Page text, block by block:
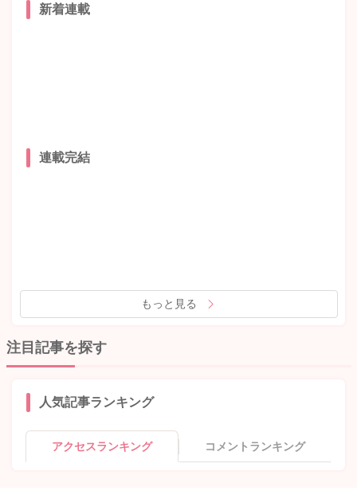
新着連載
連載完結
もっと見る
注目記事を探す
人気記事ランキング
アクセスランキング コメントランキング